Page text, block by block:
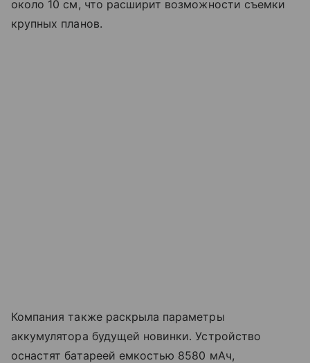
около 10 см, что расширит возможности съемки
крупных планов.
Компания также раскрыла параметры
аккумулятора будущей новинки. Устройство
оснастят батареей емкостью 8580 мАч,